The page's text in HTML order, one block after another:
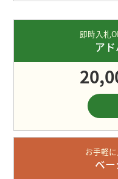
即時入札
ア
お手軽
ベ